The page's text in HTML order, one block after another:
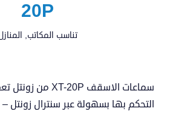
20P
تناسب المكاتب,
التحكم بها بسهولة عبر سنترال زونتل